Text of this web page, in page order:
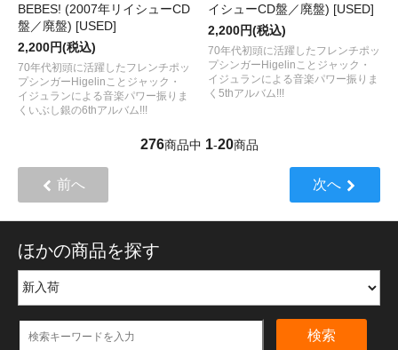
BEBES! (2007年リイシューCD
盤／廃盤) [USED]
2,200円(税込)
70年代初頭に活躍したフレンチポッ
プシンガーHigelinことジャック・
イジュランによる音楽パワー振りま
くいぶし銀の6thアルバム!!!
イシューCD盤／廃盤) [USED]
2,200円(税込)
70年代初頭に活躍したフレンチポッ
プシンガーHigelinことジャック・
イジュランによる音楽パワー振りま
く5thアルバム!!!
276商品中 1-20商品
前へ 次へ
ほかの商品を探す
検索